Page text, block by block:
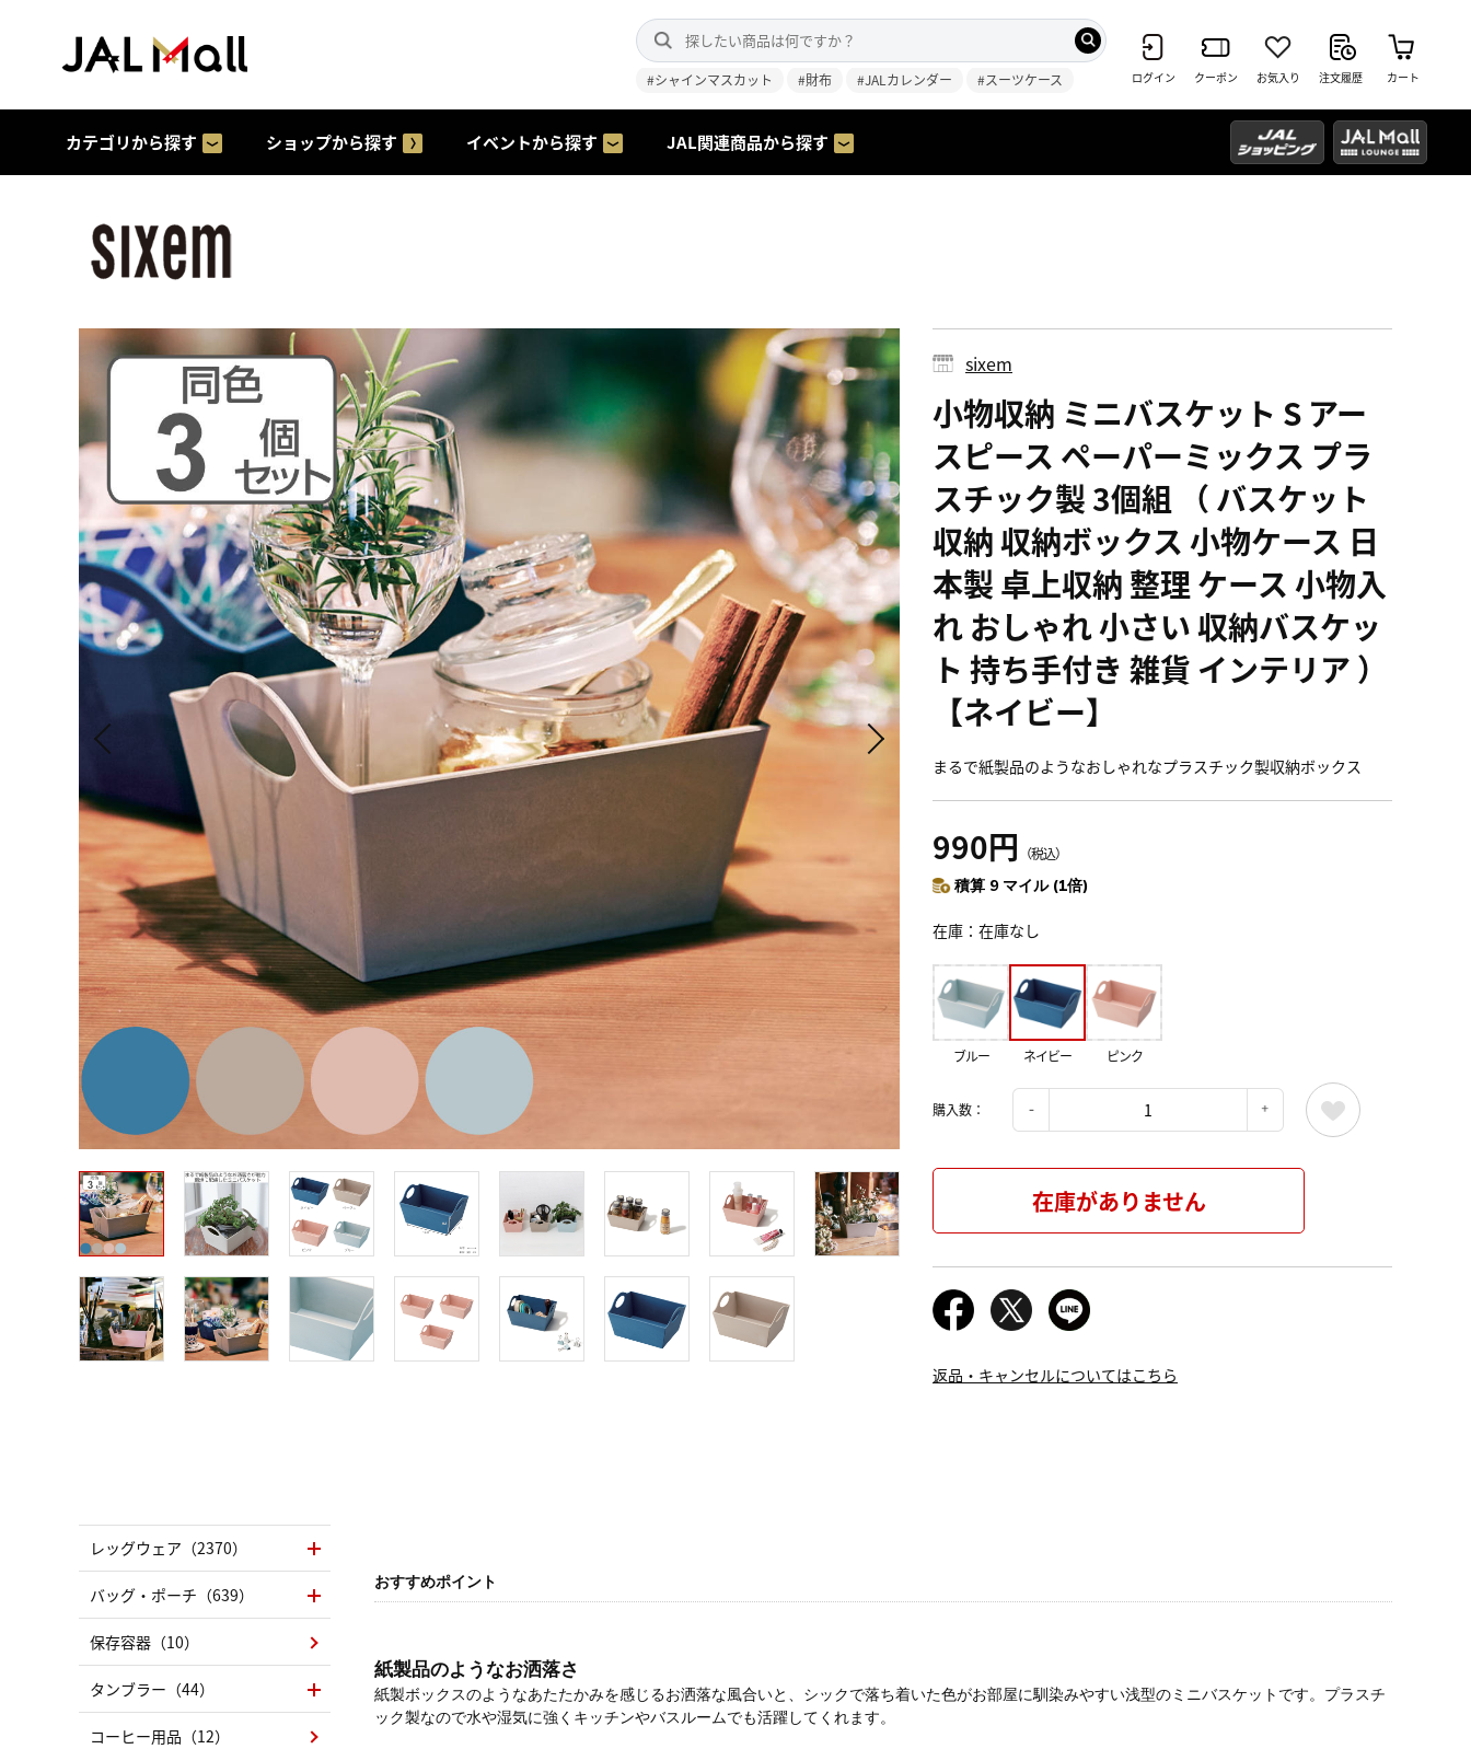
#シャインマスカット #財布 #JALカレンダー #スーツケース ログイン クーポン お気入り 注文履歴 カート
カテゴリから探す ショップから探す イベントから探す JAL関連商品から探す
sixem
小物収納 ミニバスケット S アー
スピース ペーパーミックス プラ
スチック製 3個組 （ バスケット
収納 収納ボックス 小物ケース 日
本製 卓上収納 整理 ケース 小物入
れ おしゃれ 小さい 収納バスケッ
ト 持ち手付き 雑貨 インテリア ）
【ネイビー】
まるで紙製品のようなおしゃれなプラスチック製収納ボックス
990円 （税込）
積算 9 マイル (1倍)
在庫 在庫なし
ブルー ネイビー ピンク
購入数：
在庫がありません
返品・キャンセルについてはこちら
おすすめポイント
紙製品のようなお洒落さ
紙製ボックスのようなあたたかみを感じるお洒落な風合いと、シックで落ち着いた色がお部屋に馴染みやすい浅型のミニバスケットです。プラスチ
ック製なので水や湿気に強くキッチンやバスルームでも活躍してくれます。
レッグウェア（2370）
バッグ・ポーチ（639）
保存容器（10）
タンブラー（44）
コーヒー用品（12）